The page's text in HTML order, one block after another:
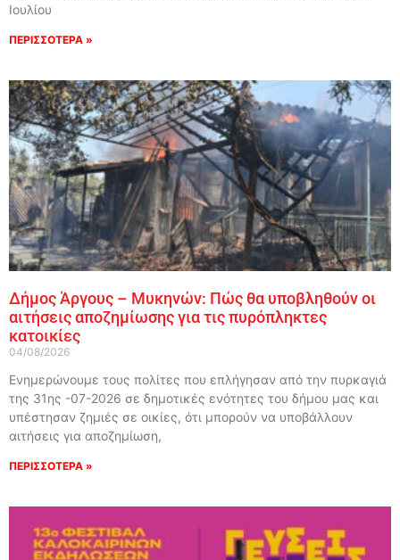
Ιουλίου
ΠΕΡΙΣΣΟΤΕΡΑ »
Δήμος Άργους – Μυκηνών: Πώς θα υποβληθούν οι
αιτήσεις αποζημίωσης για τις πυρόπληκτες
κατοικίες
04/08/2026
Ενημερώνουμε τους πολίτες που επλήγησαν από την πυρκαγιά
της 31ης -07-2026 σε δημοτικές ενότητες του δήμου μας και
υπέστησαν ζημιές σε οικίες, ότι μπορούν να υποβάλλουν
αιτήσεις για αποζημίωση,
ΠΕΡΙΣΣΟΤΕΡΑ »